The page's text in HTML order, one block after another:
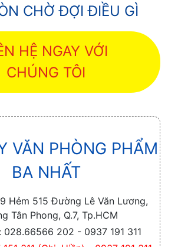
CHỜ ĐỢI ĐIỀU GÌ
HỆ NGAY VỚI
CHÚNG TÔI
VĂN PHÒNG PHẨM
BA NHẤT
Hẻm 515 Đường Lê Văn Lương,
Tân Phong, Q.7, Tp.HCM
028.66566 202 - 0937 191 311